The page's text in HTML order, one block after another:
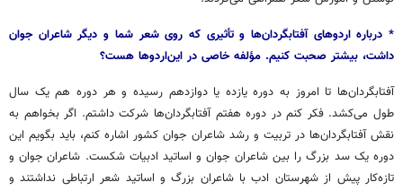
* دربارهاردوهای آفتابگردان‌هاوتأثیری که رویشعر شما ودیگرشاعران جوان
داشت، بیشتر صحبت کنیم. مؤلفه خاصی در این‌اردوها هست؟
آفتابگردان‌ها تا امروز به دوره یازده یا دوازدهم رسیده و هر دوره هم یک سال
طول می‌کشد. فکر کنم در دوره هفتم آفتابگردان‌ها شرکت داشتم. اگر بخواهم به
نقش آفتابگردان‌ها در تربیت و رشد شاعران جوان کشور اشاره کنم، باید بگویم این
دوره یک سد بزرگ را بین شاعران جوان و اساتید ادبیات شکست. شاعران جوان و
تازه‌کار پیش از شهرستان ادب با شاعران بزرگ و اساتید شعر ارتباطی نداشتند و